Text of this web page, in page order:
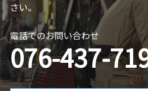
さい。
電話でのお問い合わせ
076-437-